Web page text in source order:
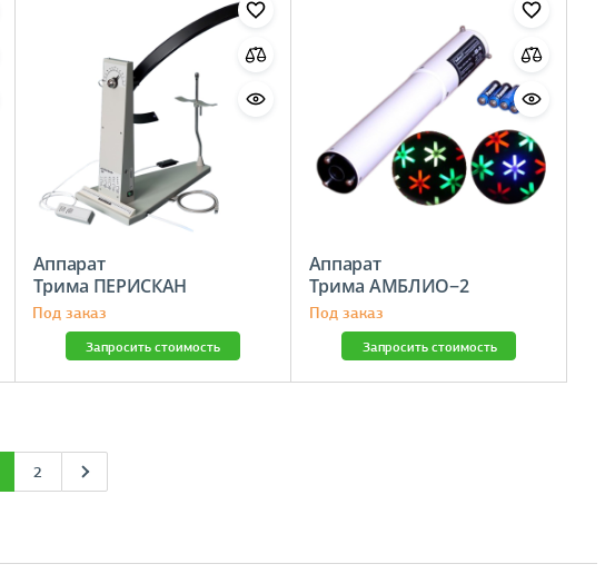
Аппарат
Трима ПЕРИСКАН
Под заказ
Запросить стоимость
Аппарат
Трима АМБЛИО−2
Под заказ
Запросить стоимость
2